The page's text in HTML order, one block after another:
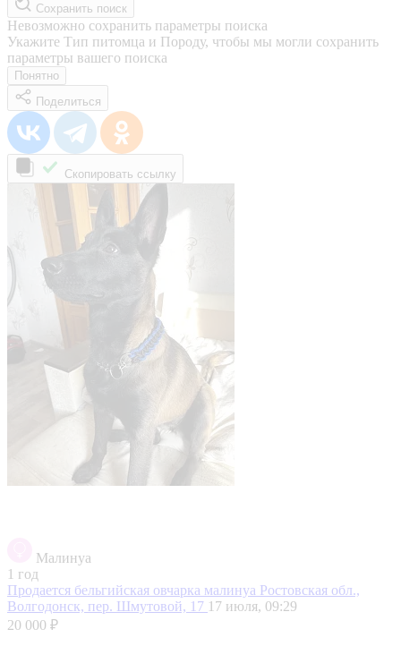
Сохранить поиск
Невозможно сохранить параметры поиска
Укажите Тип питомца и Породу, чтобы мы могли сохранить
параметры вашего поиска
Понятно
Поделиться
Скопировать ссылку
Малинуа
1 год
Продается бельгийская овчарка малинуа Ростовская обл.,
Волгодонск, пер. Шмутовой, 17 17 июля, 09:29
20 000 ₽